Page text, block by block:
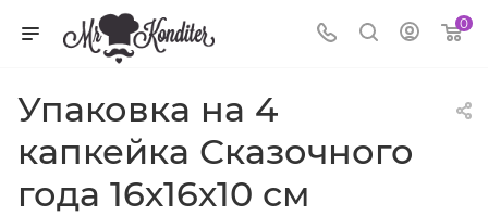
0
Упаковка на 4
капкейка Сказочного
года 16х16х10 см